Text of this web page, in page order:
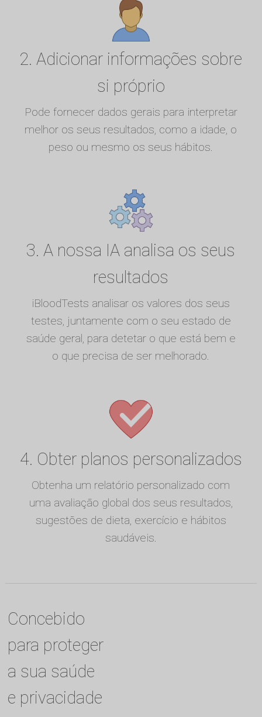
2. Adicionar informações sobre
si próprio
Pode fornecer dados gerais para interpretar
melhor os seus resultados, como a idade, o
peso ou mesmo os seus hábitos.
3. A nossa IA analisa os seus
resultados
iBloodTests analisar os valores dos seus
testes, juntamente com o seu estado de
saúde geral, para detetar o que está bem e
o que precisa de ser melhorado.
4. Obter planos personalizados
Obtenha um relatório personalizado com
uma avaliação global dos seus resultados,
sugestões de dieta, exercício e hábitos
saudáveis.
Concebido
para proteger
a sua saúde
e privacidade